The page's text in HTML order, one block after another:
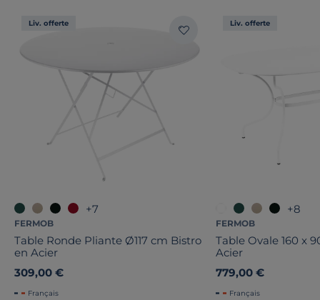
Liv. offerte
+7
FERMOB
Table Ronde Pliante Ø117 cm Bistro
en Acier
309,00 €
Français
Liv. offerte
+8
FERMOB
Table Ovale 160 x
Acier
779,00 €
Français